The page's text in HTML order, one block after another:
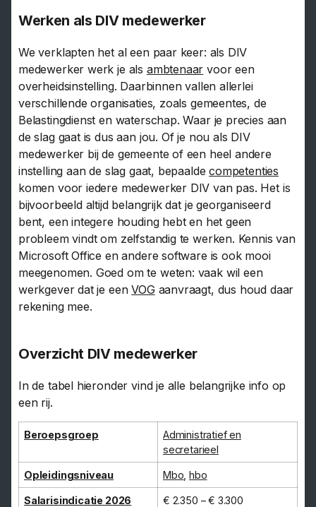
Werken als DIV medewerker
We verklapten het al een paar keer: als DIV
medewerker werk je als ambtenaar voor een
overheidsinstelling. Daarbinnen vallen allerlei
verschillende organisaties, zoals gemeentes, de
Belastingdienst en waterschap. Waar je precies aan
de slag gaat is dus aan jou. Of je nou als DIV
medewerker bij de gemeente of een heel andere
instelling aan de slag gaat, bepaaldecompetenties
komen voor iedere medewerker DIV van pas. Het is
bijvoorbeeld altijd belangrijk dat je georganiseerd
bent, een integere houding hebt en het geen
probleem vindt om zelfstandig te werken. Kennis van
Microsoft Office en andere software is ook mooi
meegenomen. Goed om te weten: vaak wil een
werkgever dat je eenVOGaanvraagt, dus houd daar
rekening mee.
Overzicht DIV medewerker
In de tabel hieronder vind je alle belangrijke info op
een rij.
Beroepsgroep
Administratief en
secretarieel
Opleidingsniveau Mbo ,hbo
Salarisindicatie 2026 € 2.350 – € 3.300